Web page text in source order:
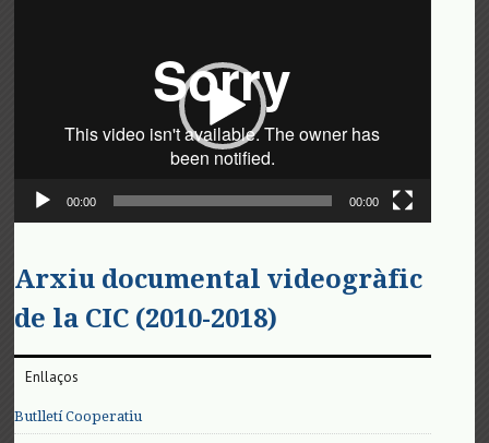
00:00 00:00
Arxiu documental videogràfic
de la CIC (2010-2018)
Enllaços
Butlletí Cooperatiu